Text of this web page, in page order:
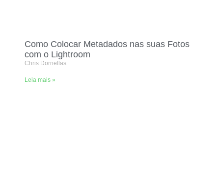
Como Colocar Metadados nas suas Fotos
com o Lightroom
Chris Dornellas
Leia mais »